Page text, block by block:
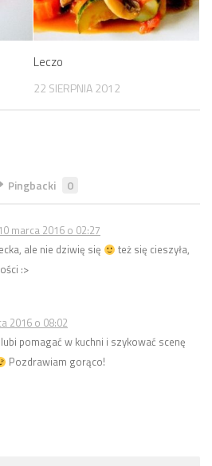
Leczo
22 SIERPNIA 2012
Pingbacki 0
marca 2016 o 02:27
ale nie dziwię się
też się cieszyła,
:>
2016 o 08:02
pomagać w kuchni i szykować scenę
Pozdrawiam gorąco!